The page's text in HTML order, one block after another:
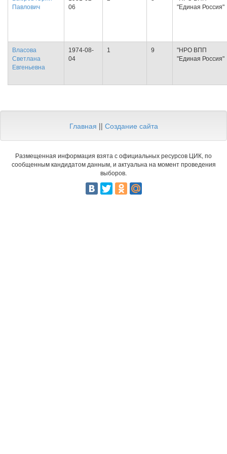
Павлович
06
"Единая Россия"
Власова
Светлана
Евгеньевна
1974-08-
04
1 9
"НРО ВПП
"Единая Россия"
Главная || Создание сайта
Размещенная информация взята с официальных ресурсов ЦИК, по
сообщенным кандидатом данным, и актуальна на момент проведения
выборов.